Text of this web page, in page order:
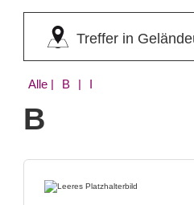
Treffer in
Alle | B | I
B